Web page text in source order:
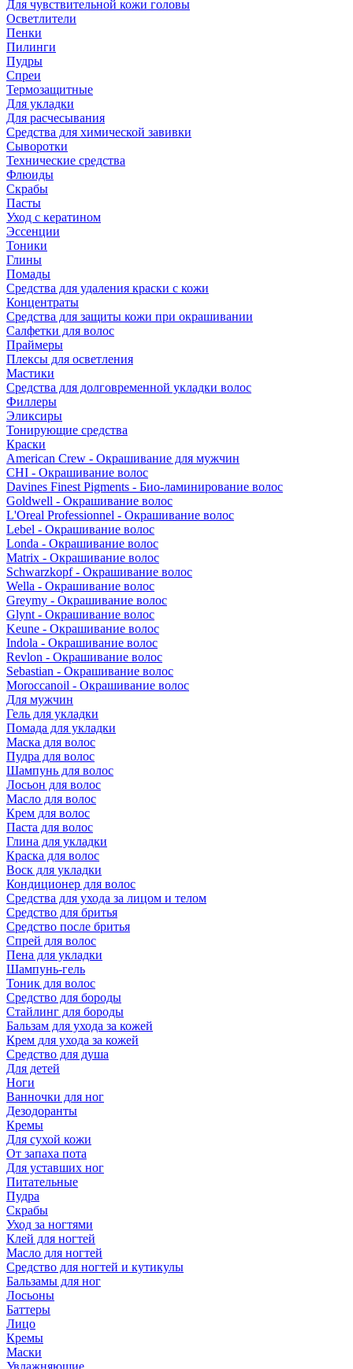
Для чувствительной кожи головы
Осветлители
Пенки
Пилинги
Пудры
Спреи
Термозащитные
Для укладки
Для расчесывания
Средства для химической завивки
Сыворотки
Технические средства
Флюиды
Скрабы
Пасты
Уход с кератином
Эссенции
Тоники
Глины
Помады
Средства для удаления краски с кожи
Концентраты
Средства для защиты кожи при окрашивании
Салфетки для волос
Праймеры
Плексы для осветления
Мастики
Средства для долговременной укладки волос
Филлеры
Эликсиры
Тонирующие средства
Краски
American Crew - Окрашивание для мужчин
CHI - Окрашивание волос
Davines Finest Pigments - Био-ламинирование волос
Goldwell - Окрашивание волос
L'Oreal Professionnel - Окрашивание волос
Lebel - Окрашивание волос
Londa - Окрашивание волос
Matrix - Окрашивание волос
Schwarzkopf - Окрашивание волос
Wella - Окрашивание волос
Greymy - Окрашивание волос
Glynt - Окрашивание волос
Keune - Окрашивание волос
Indola - Окрашивание волос
Revlon - Окрашивание волос
Sebastian - Окрашивание волос
Moroccanoil - Окрашивание волос
Для мужчин
Гель для укладки
Помада для укладки
Маска для волос
Пудра для волос
Шампунь для волос
Лосьон для волос
Масло для волос
Крем для волос
Паста для волос
Глина для укладки
Краска для волос
Воск для укладки
Кондиционер для волос
Средства для ухода за лицом и телом
Средство для бритья
Средство после бритья
Спрей для волос
Пена для укладки
Шампунь-гель
Тоник для волос
Средство для бороды
Стайлинг для бороды
Бальзам для ухода за кожей
Крем для ухода за кожей
Средство для душа
Для детей
Ноги
Ванночки для ног
Дезодоранты
Кремы
Для сухой кожи
От запаха пота
Для уставших ног
Питательные
Пудра
Скрабы
Уход за ногтями
Клей для ногтей
Масло для ногтей
Средство для ногтей и кутикулы
Бальзамы для ног
Лосьоны
Баттеры
Лицо
Кремы
Маски
Увлажняющие